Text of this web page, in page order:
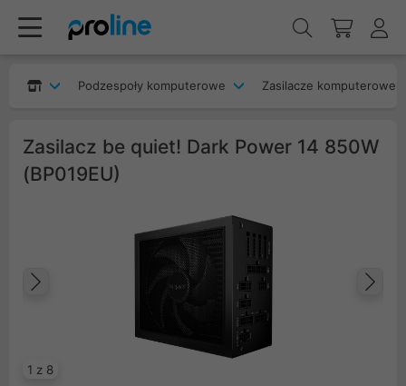
Podzespoły komputerowe Zasilacze komputerowe
Zasilacz be quiet! Dark Power 14 850W
(BP019EU)
1 z 8
Poprzedni